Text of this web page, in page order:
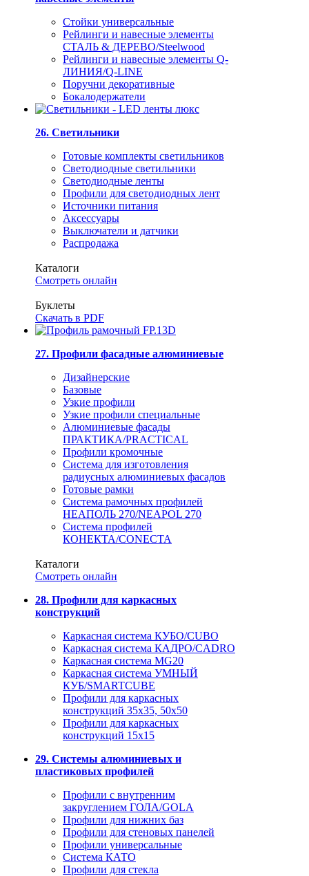
Стойки универсальные
Рейлинги и навесные элементы
СТАЛЬ & ДЕРЕВО/Steelwood
Рейлинги и навесные элементы Q-
ЛИНИЯ/Q-LINE
Поручни декоративные
Бокалодержатели
26. Светильники
Готовые комплекты светильников
Светодиодные светильники
Светодиодные ленты
Профили для светодиодных лент
Источники питания
Аксессуары
Выключатели и датчики
Распродажа
Каталоги
Смотреть онлайн
Буклеты
Скачать в PDF
27. Профили фасадные алюминиевые
Дизайнерские
Базовые
Узкие профили
Узкие профили специальные
Алюминиевые фасады
ПРАКТИКА/PRACTICAL
Профили кромочные
Система для изготовления
радиусных алюминиевых фасадов
Готовые рамки
Система рамочных профилей
НЕАПОЛЬ 270/NEAPOL 270
Система профилей
КОНЕКТА/CONECTA
Каталоги
Смотреть онлайн
28. Профили для каркасных
конструкций
Каркасная система КУБО/CUBO
Каркасная система КАДРО/CADRO
Каркасная система MG20
Каркасная система УМНЫЙ
КУБ/SMARTCUBE
Профили для каркасных
конструкций 35x35, 50x50
Профили для каркасных
конструкций 15х15
29. Системы алюминиевых и
пластиковых профилей
Профили с внутренним
закруглением ГОЛА/GOLA
Профили для нижних баз
Профили для стеновых панелей
Профили универсальные
Система КАТО
Профили для стекла